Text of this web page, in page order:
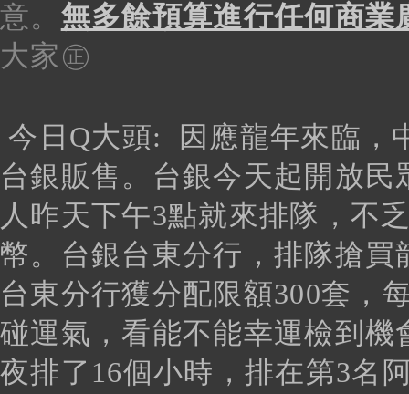
意。 無多餘預算進行任何商
大家㊣
今日Q大頭:
因應龍年來臨，
台銀販售。台銀今天起開放
人昨天下午3點就來排隊，不
幣。台銀台東分行，排隊搶
台東分行獲分配限額300套，
碰運氣，看能不能幸運檢到
夜排了16個小時，排在第3名